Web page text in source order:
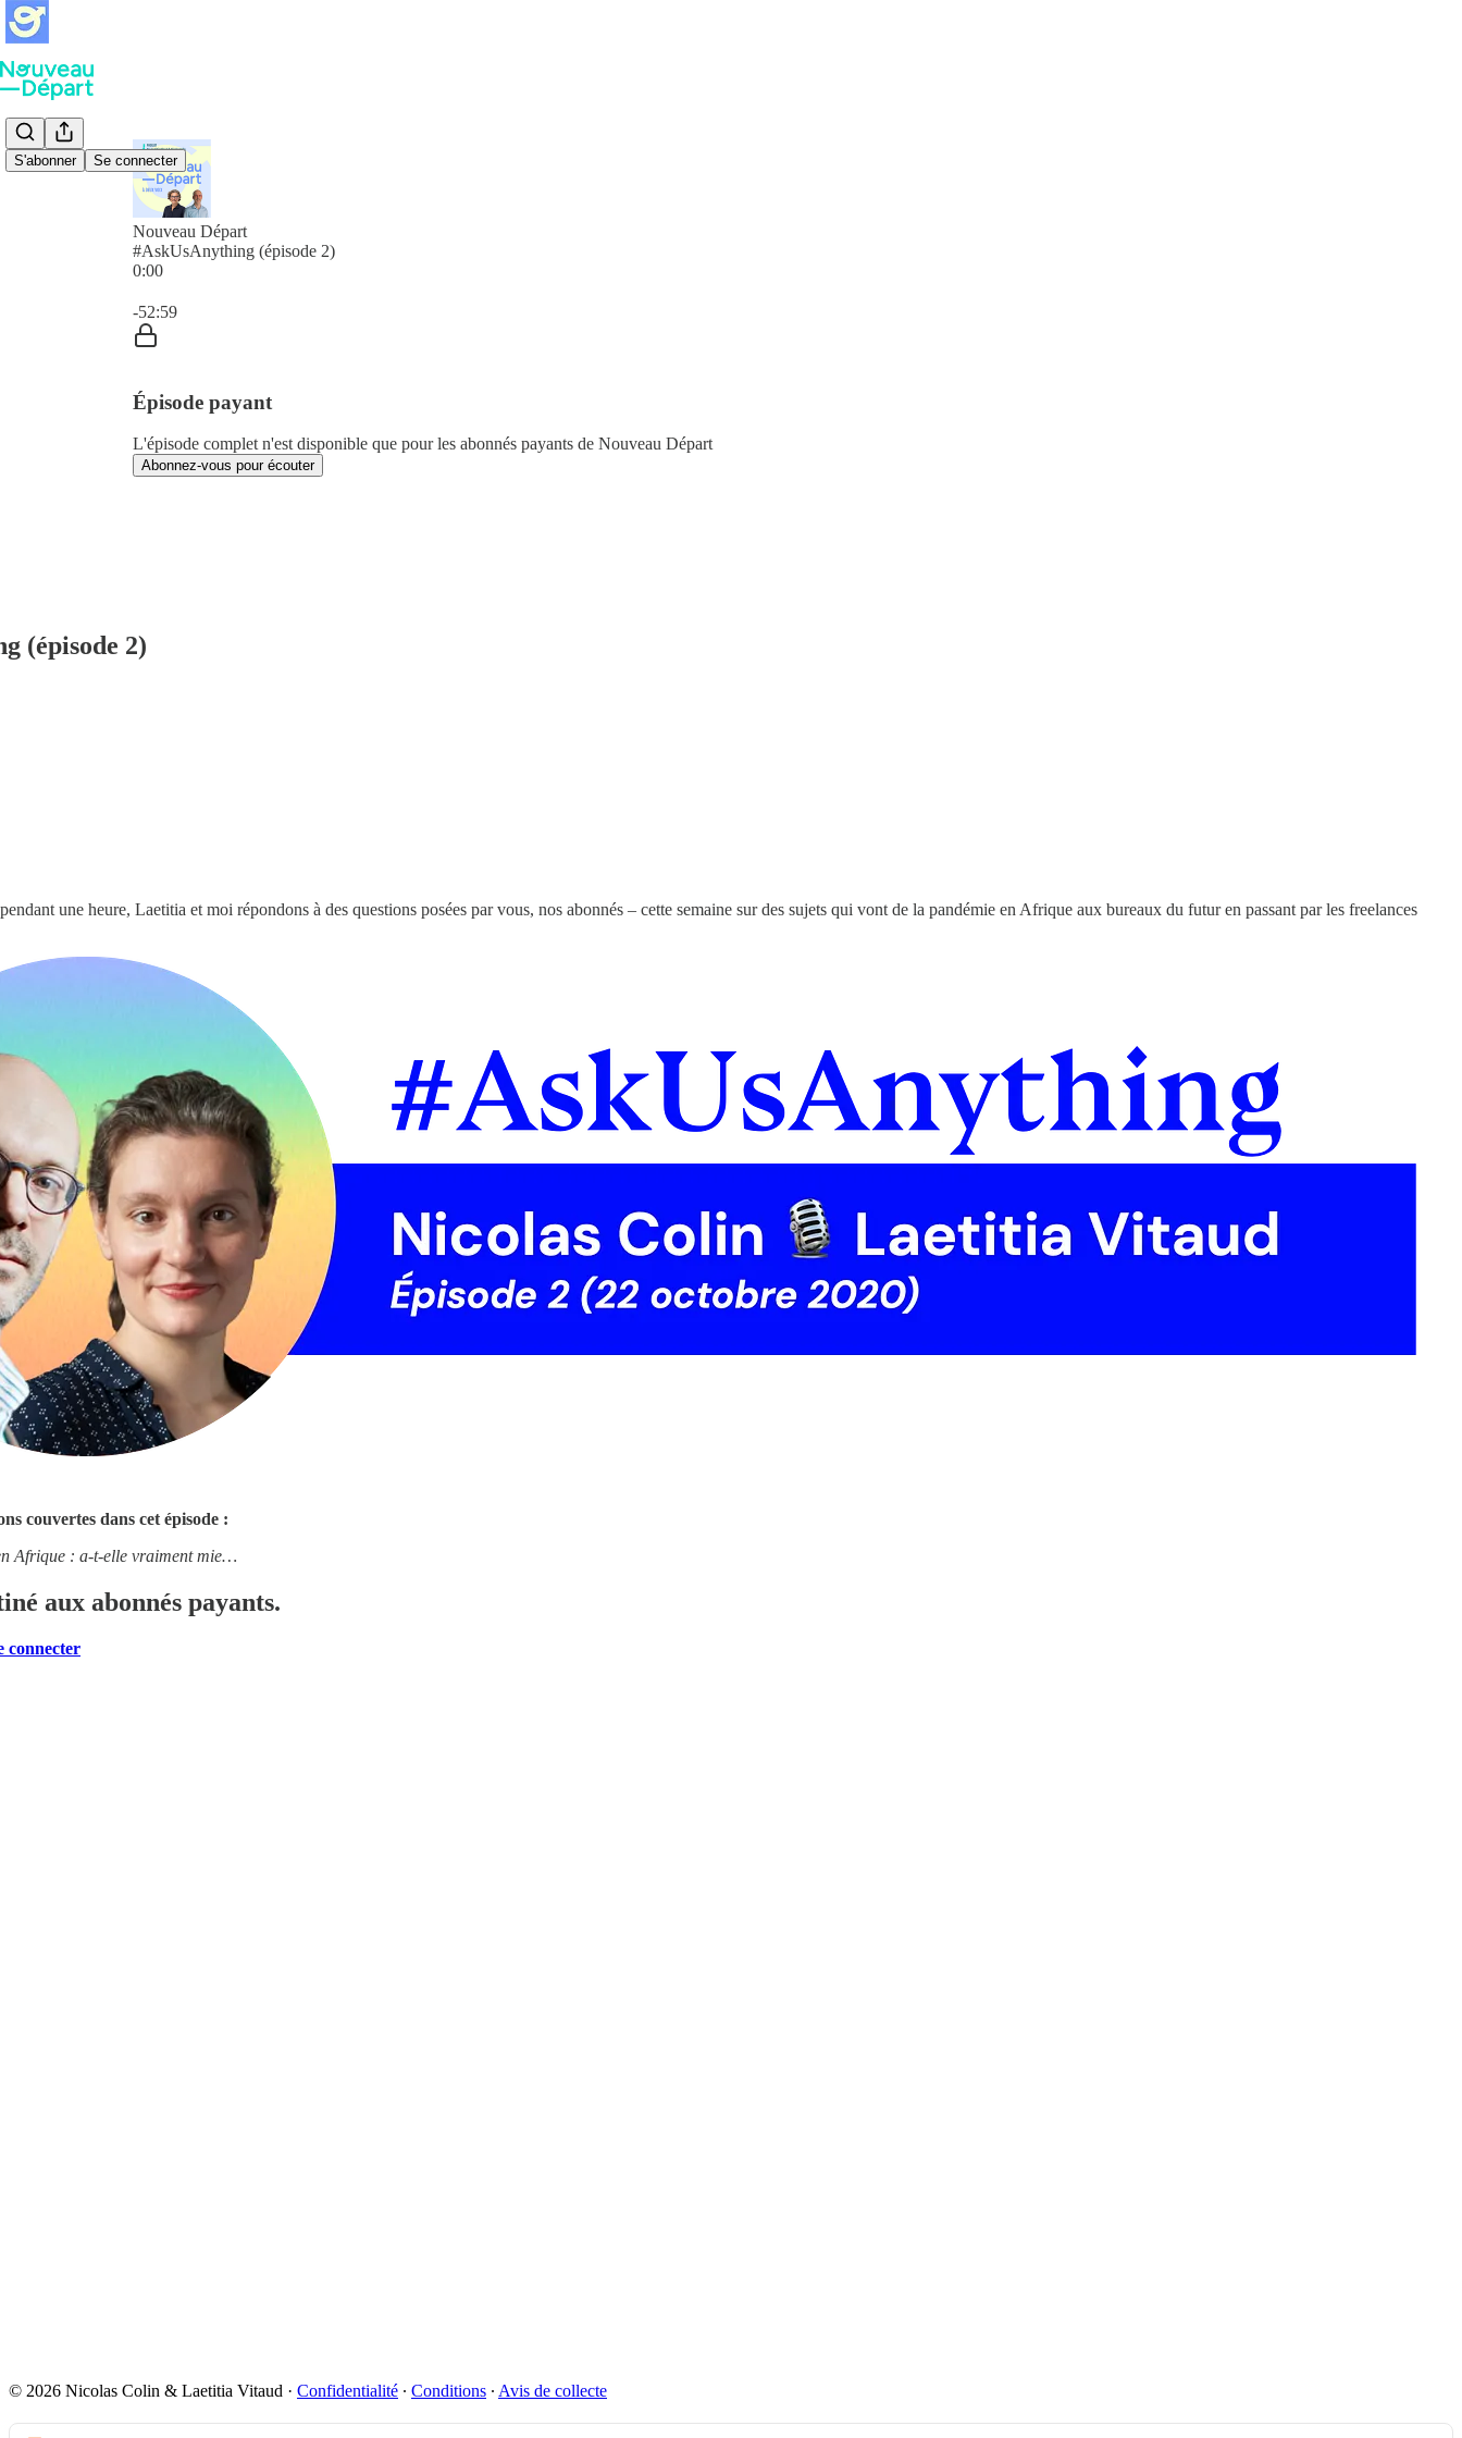
S'abonner Se connecter
Nouveau Départ
#AskUsAnything (épisode 2)
0:00
-52:59
Épisode payant
L'épisode complet n'est disponible que pour les abonnés payants de Nouveau Départ
Abonnez-vous pour écouter
(épisode 2)
une heure, Laetitia et moi répondons à des questions posées par vous, nos abonnés – cette semaine sur des sujets qui vont de la pandémie en Afrique aux bureaux du futur en passant par les freelances
couvertes dans cet épisode :
Afrique : a-t-elle vraiment mie…
aux abonnés payants.
connecter
© 2026 Nicolas Colin & Laetitia Vitaud · Confidentialité ∙ Conditions ∙ Avis de collecte